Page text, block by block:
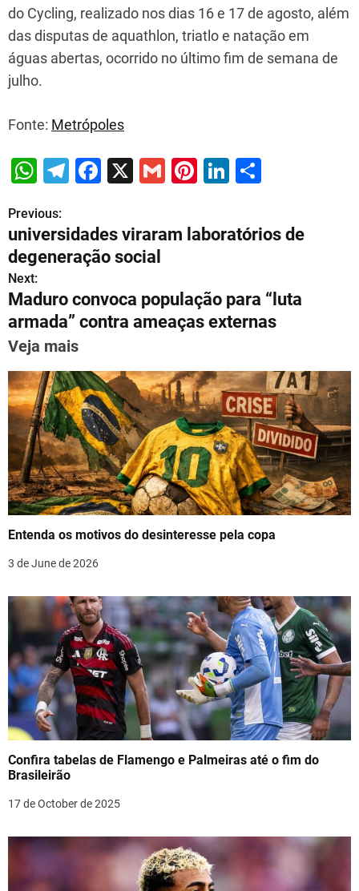
do Cycling, realizado nos dias 16 e 17 de agosto, além
das disputas de aquathlon, triatlo e natação em
águas abertas, ocorrido no último fim de semana de
julho.
Fonte: Metrópoles
W
at
s
A
p
p
T
e
gr
a
m
F
e
b
o
o
X
G
l
Pi
er
e
Li
k
e
n
ar
e
P
o
s
t
n
a
v
i
g
a
t
n
Previous:
universidades viraram laboratórios de
degeneração social
Next:
Maduro convoca população para “luta
armada” contra ameaças externas
Veja mais
Entenda os motivos do desinteresse pela copa
3 de June de 2026
Confira tabelas de Flamengo e Palmeiras até o fim do
Brasileirão
17 de October de 2025